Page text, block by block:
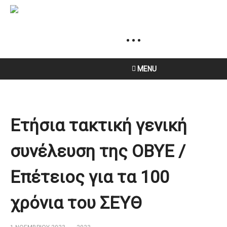
MENU
Ετήσια τακτική γενική
συνέλευση της ΟΒΥΕ /
Επέτειος για τα 100
χρόνια του ΣΕΥΘ